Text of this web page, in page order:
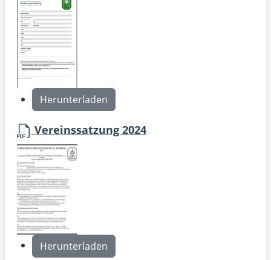
Herunterladen
Vereinssatzung 2024
Herunterladen